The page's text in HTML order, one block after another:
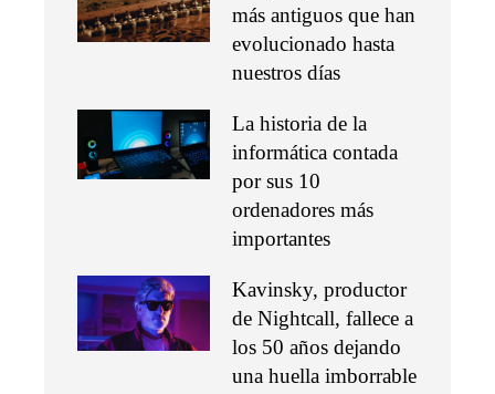
más antiguos que han
evolucionado hasta
nuestros días
La historia de la
informática contada
por sus 10
ordenadores más
importantes
Kavinsky, productor
de Nightcall, fallece a
los 50 años dejando
una huella imborrable